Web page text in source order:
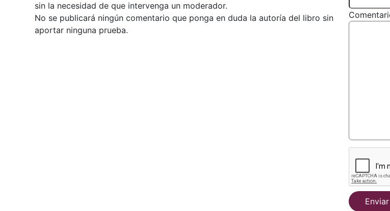
sin la necesidad de que intervenga un moderador.
No se publicará ningún comentario que ponga en duda la autoría del libro sin
aportar ninguna prueba.
Enviar